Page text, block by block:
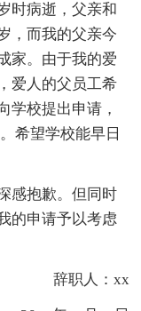
时病逝，父亲和
，而我的父亲今
家。由于我的爱
爱人的父员工希
学校提出申请，
希望学校能早日
感抱歉。但同时
的申请予以考虑
辞职人：xx